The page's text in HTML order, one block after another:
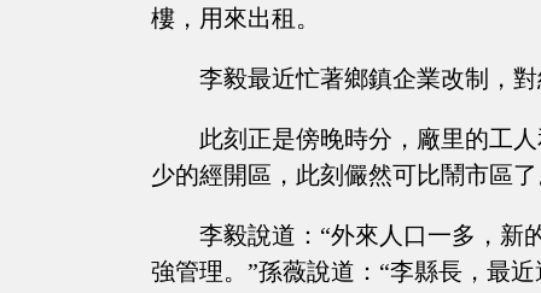
樓，用來出租。
李毅最近忙著鄉鎮企業改制，
此刻正是傍晚時分，廠里的工
少的經開區，此刻儼然可比鬧市區
李毅說道：“外來人口一多，新
強管理。”孫薇說道：“李縣長，最